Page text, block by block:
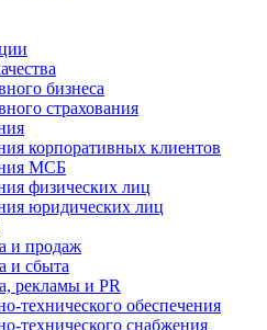
бизнеса
страхования
корпоративных клиентов
МСБ
физических лиц
юридических лиц
и продаж
и сбыта
рекламы и PR
технического обеспечения
технического снабжения